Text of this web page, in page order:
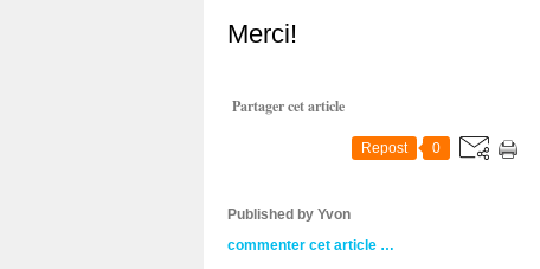
Merci!
Partager cet article
Repost 0
Published by Yvon
commenter cet article …